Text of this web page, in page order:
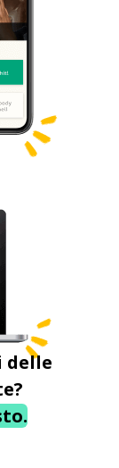
delle